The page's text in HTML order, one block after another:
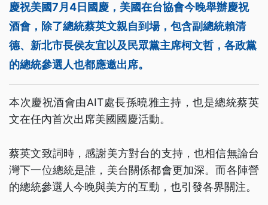
慶祝美國7月4日國慶，美國在台協會今晚舉辦慶祝
酒會，除了總統蔡英文親自到場，包含副總統賴清
德、新北市長侯友宜以及民眾黨主席柯文哲，各政黨
的總統參選人也都應邀出席。
本次慶祝酒會由AIT處長孫曉雅主持，也是總統蔡英
文在任內首次出席美國國慶活動。
蔡英文致詞時，感謝美方對台的支持，也相信無論台
灣下一位總統是誰，美台關係都會更加深。而各陣營
的總統參選人今晚與美方的互動，也引發各界關注。